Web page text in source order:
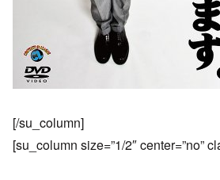
[/su_column]
[su_column size=”1/2″ center=”no”